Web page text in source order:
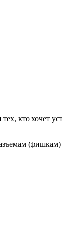
кто хочет
(фишкам)